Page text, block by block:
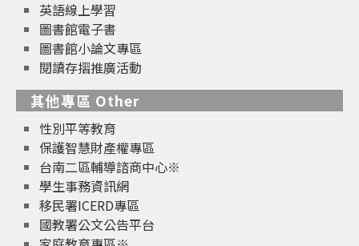
英語線上學習
圖書館電子書
圖書館小論文專區
閱讀存摺推廣活動
其他專區 Other
性別平等教育
保護智慧財產權專區
台南二區輔導諮商中心※
學生事務資訊網
移民署ICERD專區
國教署公文公告平台